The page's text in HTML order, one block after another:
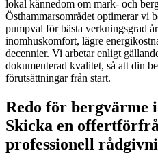
lokal kännedom om mark- och
Östhammarsområdet optimerar vi
pumpval för bästa verkningsgrad
inomhuskomfort, lägre
decennier. Vi arbetar enligt
dokumenterad kvalitet, så att din
förutsättningar från start.
Redo för bergvärme
Skicka en
professionell